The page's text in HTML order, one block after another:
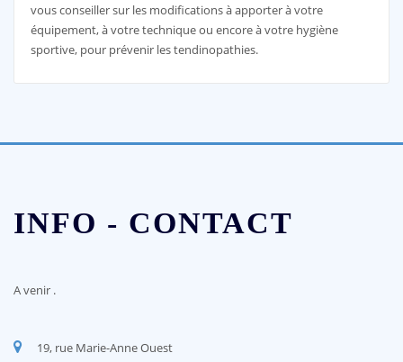
vous conseiller sur les modifications à apporter à votre
équipement, à votre technique ou encore à votre hygiène
sportive, pour prévenir les tendinopathies.
INFO - CONTACT
A venir .
19, rue Marie-Anne Ouest